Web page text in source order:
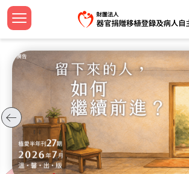
跳
塊
首頁
關於我們
最新消息
器官捐贈移植
病人自主及安寧療護